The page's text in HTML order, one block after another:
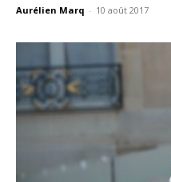
Aurélien Marq - 10 août 2017